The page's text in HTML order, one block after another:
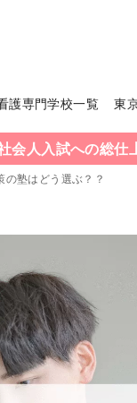
護専門学校一覧 東
会人入試への総仕
塾はどう選ぶ？？